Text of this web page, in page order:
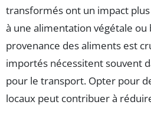
transformés ont un impact
à une alimentation végétale ou
provenance des aliments est
importés nécessitent souvent
pour le transport. Opter pour
locaux peut contribuer à